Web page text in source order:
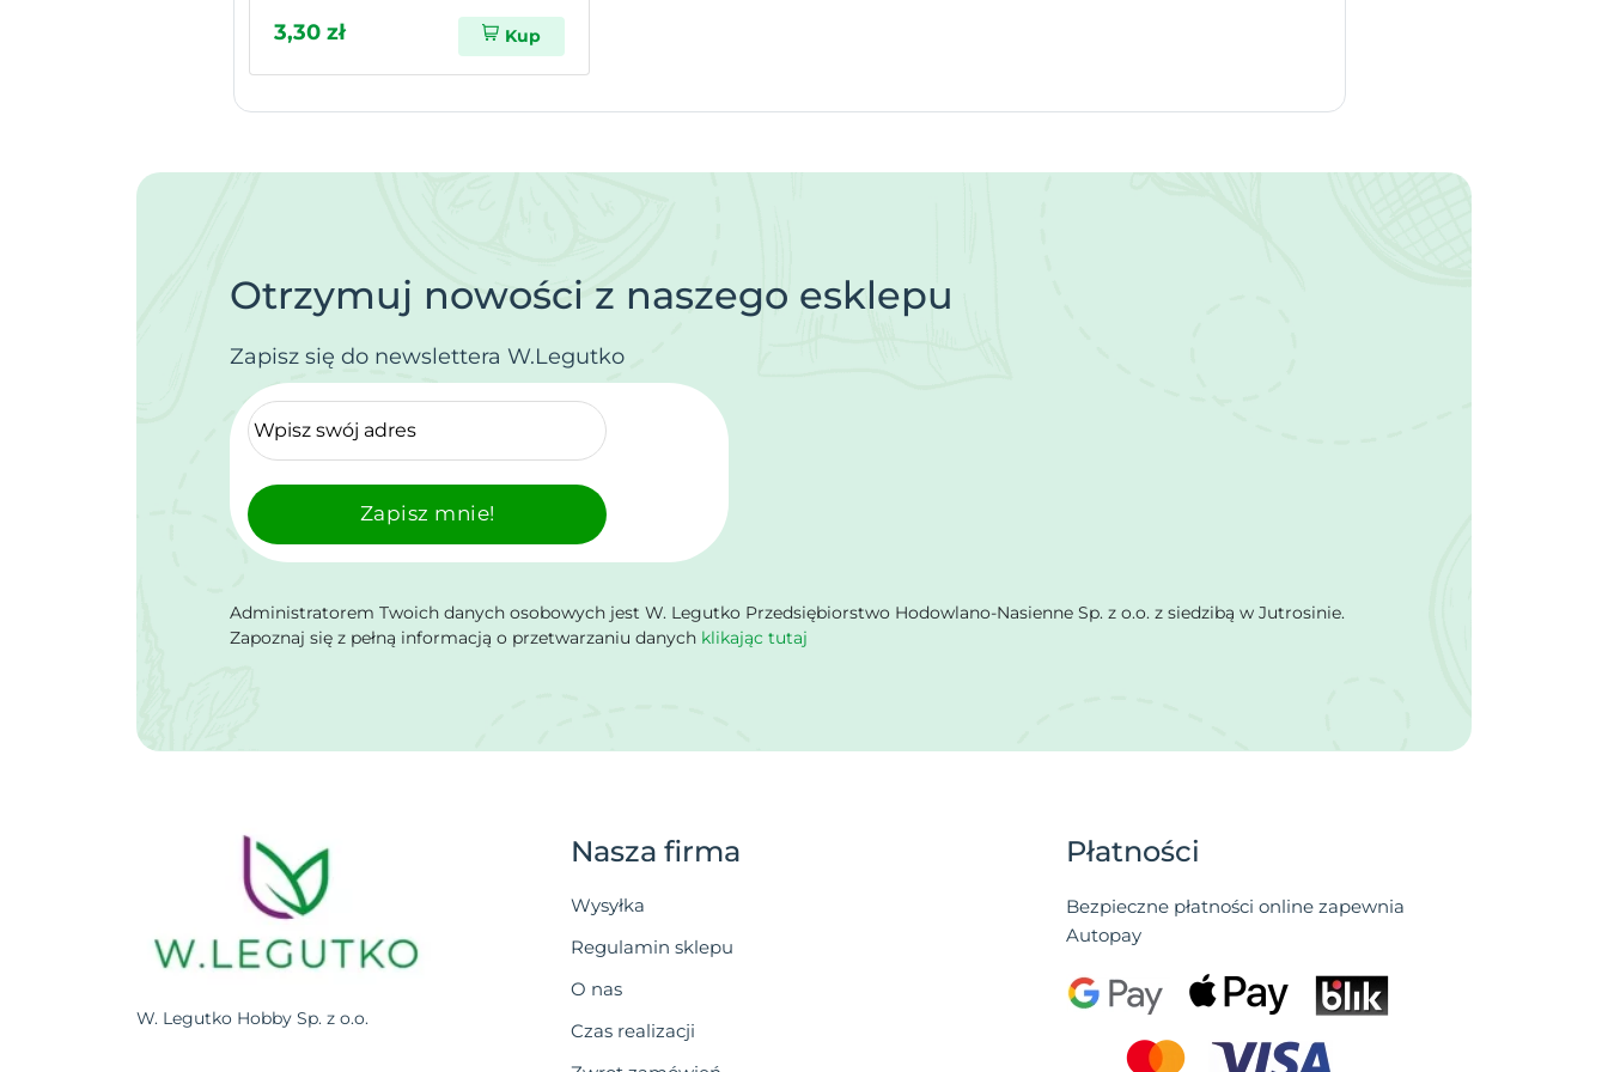
3,30 zł Kup
Otrzymuj nowości z naszego esklepu
Zapisz się do newslettera W.Legutko
Zapisz mnie!
Administratorem Twoich danych osobowych jest W. Legutko Przedsiębiorstwo Hodowlano-Nasienne Sp. z o.o. z siedzibą w Jutrosinie.
Zapoznaj się z pełną informacją o przetwarzaniu danych klikając tutaj
W. Legutko Hobby Sp. z o.o.
Nasza firma
Wysyłka
Regulamin sklepu
O nas
Czas realizacji
Płatności
Bezpieczne płatności online zapewnia
Autopay